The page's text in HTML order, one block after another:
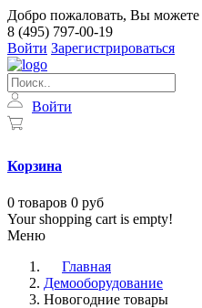
Добро пожаловать, Вы можете
8 (495) 797-00-19
Войти Зарегистрироваться
Войти
Корзина
0 товаров 0 руб
Your shopping cart is empty!
Меню
Главная
Демооборудование
Новогодние товары